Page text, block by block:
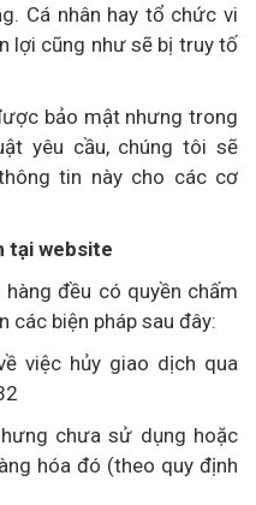
Cá nhân hay tổ chức vi
lợi cũng như sẽ bị truy tố
bảo mật nhưng trong
yêu cầu, chúng tôi sẽ
tin này cho các cơ
tại website
đều có quyền chấm
các biện pháp sau đây:
việc hủy giao dịch qua
chưa sử dụng hoặc
hóa đó (theo quy định